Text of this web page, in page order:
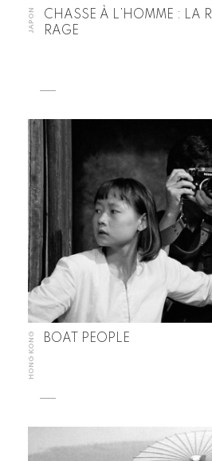
JAPON
CHASSE À L’HOMME : LA
RAGE
HONG KONG BOAT PEOPLE